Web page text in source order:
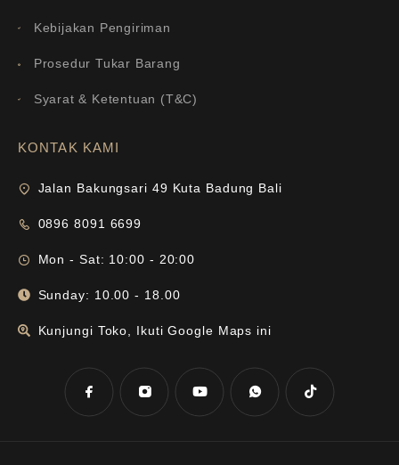
Kebijakan Pengiriman
Prosedur Tukar Barang
Syarat & Ketentuan (T&C)
KONTAK KAMI
Jalan Bakungsari 49 Kuta Badung Bali
0896 8091 6699
Mon - Sat: 10:00 - 20:00
Sunday: 10.00 - 18.00
Kunjungi Toko, Ikuti Google Maps ini